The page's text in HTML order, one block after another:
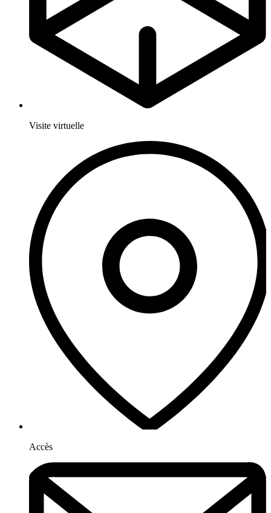
Visite virtuelle
Accès